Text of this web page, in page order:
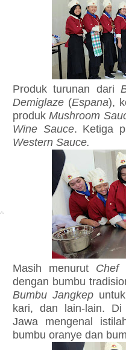
Produk turunan dari
Demiglaze (Espana),
produkMushroom
Wine Sauce. Ketiga
Western Sauce.
Masih menurut Chef
dengan bumbu
Bumbu Jangkep
kari, dan lain-lain.
Jawa mengenal
bumbu oranye dan